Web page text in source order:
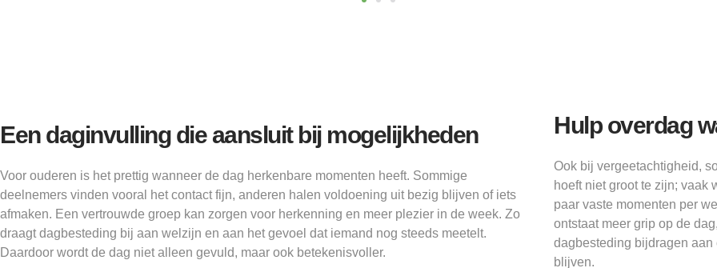
Een daginvulling die aansluit bij mogelijkheden
Voor ouderen is het prettig wanneer de dag herkenbare momenten heeft. Sommige
deelnemers vinden vooral het contact fijn, anderen halen voldoening uit bezig blijven of iets
afmaken. Een vertrouwde groep kan zorgen voor herkenning en meer plezier in de week. Zo
draagt dagbesteding bij aan welzijn en aan het gevoel dat iemand nog steeds meetelt.
Daardoor wordt de dag niet alleen gevuld, maar ook betekenisvoller.
Hulp overdag
Ook bij vergeetachtigheid,
hoeft niet groot te zijn; vaak
paar vaste momenten per
ontstaat meer grip op de
dagbesteding bijdragen
blijven.